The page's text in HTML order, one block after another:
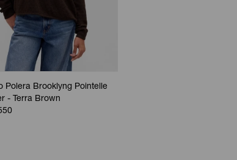
Polera Brooklyng Pointelle
- Terra Brown